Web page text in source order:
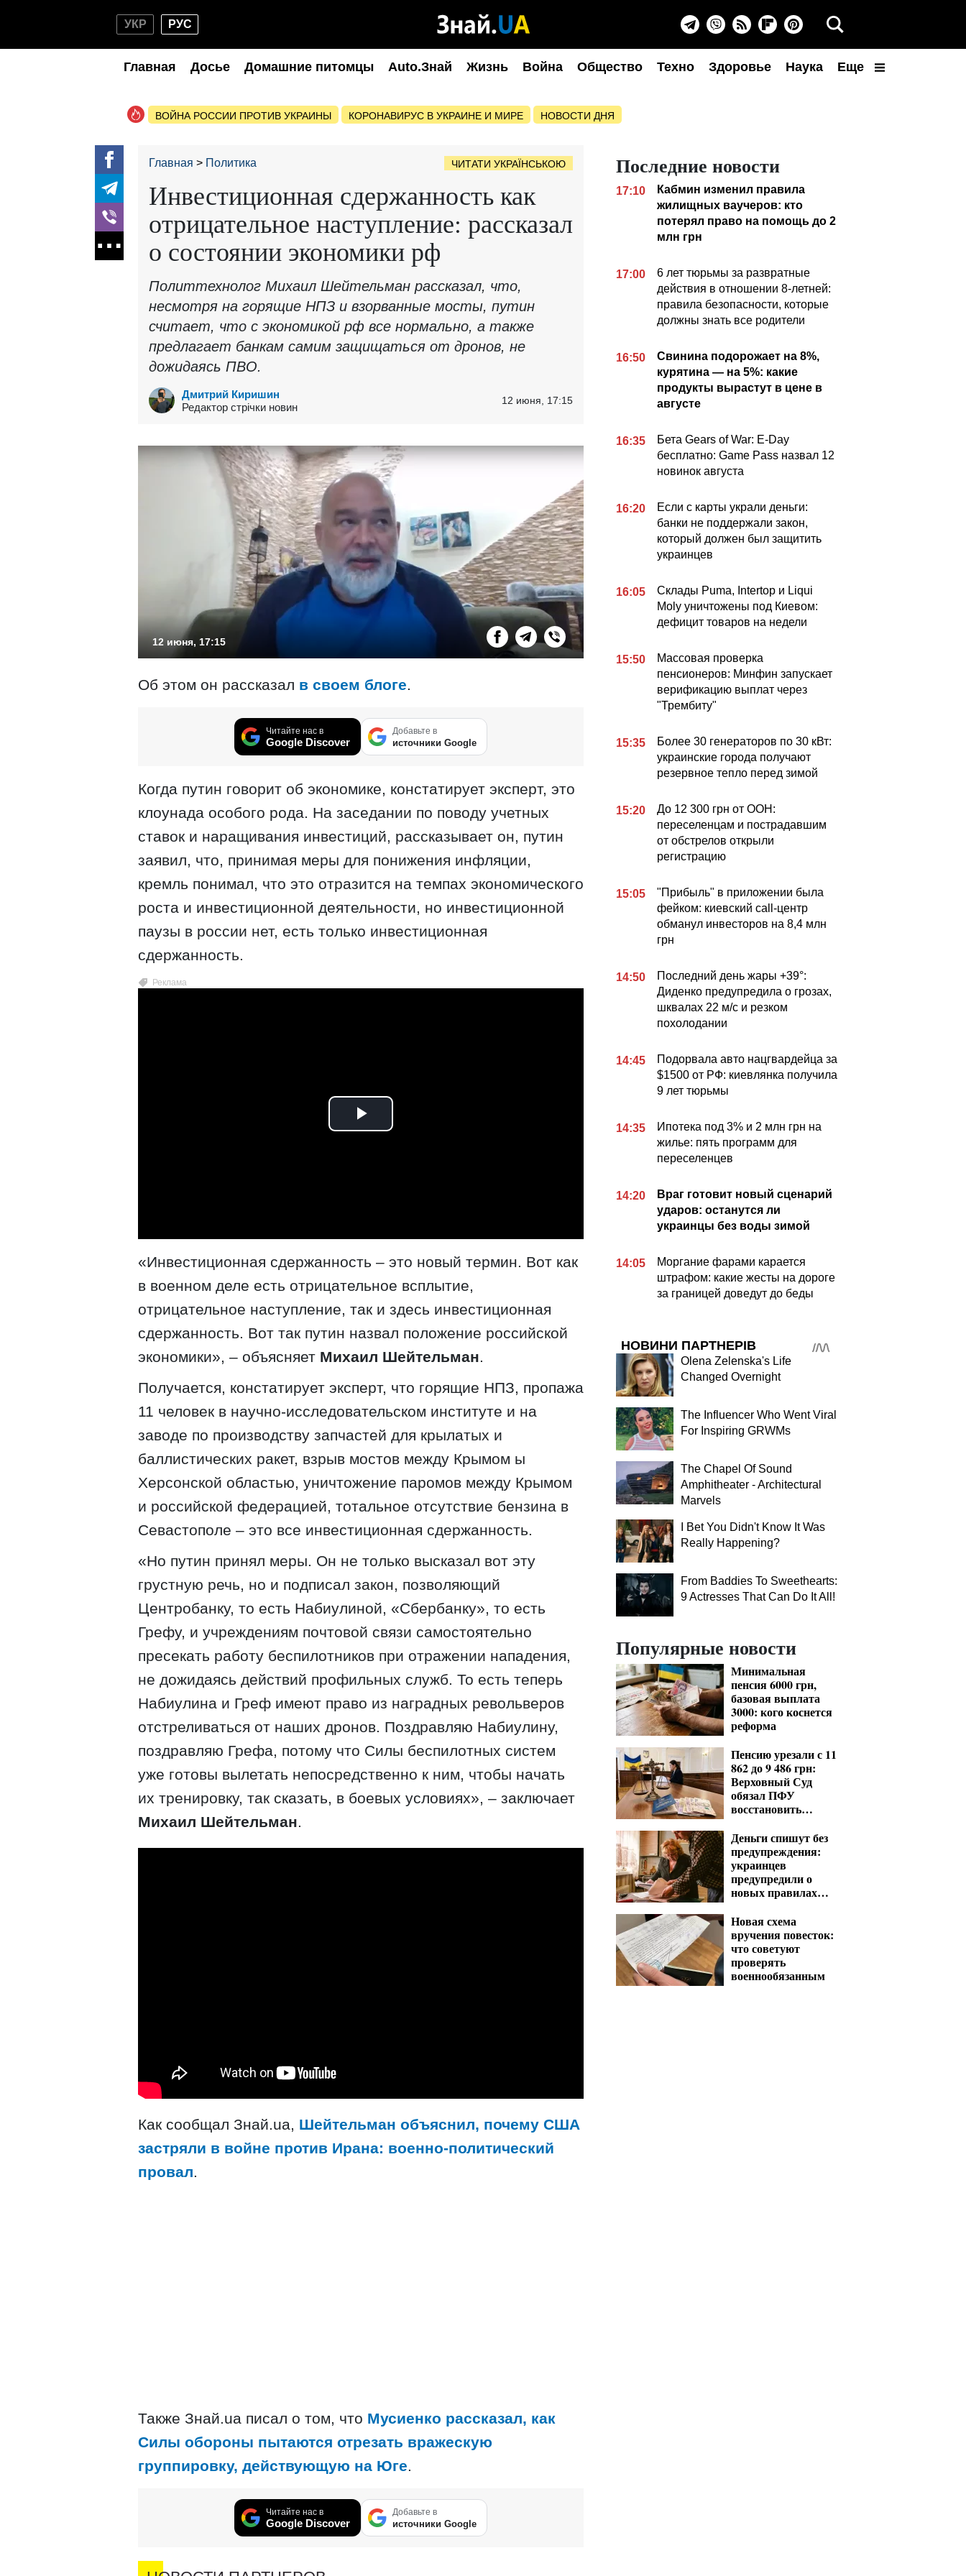
УКР РУС
Главная Досье Домашние питомцы Auto.Знай Жизнь Война Общество Техно Здоровье Наука Еще
ВОЙНА РОССИИ ПРОТИВ УКРАИНЫ КОРОНАВИРУС В УКРАИНЕ И МИРЕ НОВОСТИ ДНЯ
Главная Политика ЧИТАТИ УКРАЇНСЬКОЮ
Инвестиционная сдержанность как
отрицательное наступление: рассказал
о состоянии экономики рф
Политтехнолог Михаил Шейтельман рассказал, что,
несмотря на горящие НПЗ и взорванные мосты, путин
считает, что с экономикой рф все нормально, а также
предлагает банкам самим защищаться от дронов, не
дожидаясь ПВО.
Дмитрий Киришин
Редактор стрічки новин
12 июня, 17:15
12 июня, 17:15
Об этом он рассказал в своем блоге.
Читайте нас в
Google Discover
Добавьте в
источники Google
Когда путин говорит об экономике, констатирует эксперт, это
клоунада особого рода. На заседании по поводу учетных
ставок и наращивания инвестиций, рассказывает он, путин
заявил, что, принимая меры для понижения инфляции,
кремль понимал, что это отразится на темпах экономического
роста и инвестиционной деятельности, но инвестиционной
паузы в россии нет, есть только инвестиционная
сдержанность.
«Инвестиционная сдержанность – это новый термин. Вот как
в военном деле есть отрицательное всплытие,
отрицательное наступление, так и здесь инвестиционная
сдержанность. Вот так путин назвал положение российской
экономики», – объясняет Михаил Шейтельман.
Получается, констатирует эксперт, что горящие НПЗ, пропажа
11 человек в научно-исследовательском институте и на
заводе по производству запчастей для крылатых и
баллистических ракет, взрыв мостов между Крымом ы
Херсонской областью, уничтожение паромов между Крымом
и российской федерацией, тотальное отсутствие бензина в
Севастополе – это все инвестиционная сдержанность.
«Но путин принял меры. Он не только высказал вот эту
грустную речь, но и подписал закон, позволяющий
Центробанку, то есть Набиулиной, «Сбербанку», то есть
Грефу, и учреждениям почтовой связи самостоятельно
пресекать работу беспилотников при отражении нападения,
не дожидаясь действий профильных служб. То есть теперь
Набиулина и Греф имеют право из наградных револьверов
отстреливаться от наших дронов. Поздравляю Набиулину,
поздравляю Грефа, потому что Силы беспилотных систем
уже готовы вылетать непосредственно к ним, чтобы начать
их тренировку, так сказать, в боевых условиях», – заключает
Михаил Шейтельман.
Как сообщал Знай.ua, Шейтельман объяснил, почему США
застряли в войне против Ирана: военно-политический
провал.
Также Знай.ua писал о том, что Мусиенко рассказал, как
Силы обороны пытаются отрезать вражескую
группировку, действующую на Юге.
Читайте нас в
Google Discover
Добавьте в
источники Google
Последние новости
17:10
Кабмин изменил правила
жилищных ваучеров: кто
потерял право на помощь до 2
млн грн
17:00
6 лет тюрьмы за развратные
действия в отношении 8-летней:
правила безопасности, которые
должны знать все родители
16:50
Свинина подорожает на 8%,
курятина — на 5%: какие
продукты вырастут в цене в
августе
16:35
Бета Gears of War: E-Day
бесплатно: Game Pass назвал 12
новинок августа
16:20
Если с карты украли деньги:
банки не поддержали закон,
который должен был защитить
украинцев
16:05
Склады Puma, Intertop и Liqui
Moly уничтожены под Киевом:
дефицит товаров на недели
15:50
Массовая проверка
пенсионеров: Минфин запускает
верификацию выплат через
"Трембиту"
15:35
Более 30 генераторов по 30 кВт:
украинские города получают
резервное тепло перед зимой
15:20
До 12 300 грн от ООН:
переселенцам и пострадавшим
от обстрелов открыли
регистрацию
15:05
"Прибыль" в приложении была
фейком: киевский call-центр
обманул инвесторов на 8,4 млн
грн
14:50
Последний день жары +39°:
Диденко предупредила о грозах,
шквалах 22 м/с и резком
похолодании
14:45
Подорвала авто нацгвардейца за
$1500 от РФ: киевлянка получила
9 лет тюрьмы
14:35
Ипотека под 3% и 2 млн грн на
жилье: пять программ для
переселенцев
14:20
Враг готовит новый сценарий
ударов: останутся ли
украинцы без воды зимой
14:05
Моргание фарами карается
штрафом: какие жесты на дороге
за границей доведут до беды
НОВИНИ ПАРТНЕРІВ
Olena Zelenska's Life
Changed Overnight
The Influencer Who Went Viral
For Inspiring GRWMs
The Chapel Of Sound
Amphitheater - Architectural
Marvels
I Bet You Didn't Know It Was
Really Happening?
From Baddies To Sweethearts:
9 Actresses That Can Do It All!
Популярные новости
Минимальная
пенсия 6000 грн,
базовая выплата
3000: кого коснется
реформа
Пенсию урезали с 11
862 до 9 486 грн:
Верховный Суд
обязал ПФУ
восстановить
Деньги спишут без
предупреждения:
украинцев
предупредили о
новых правилах
Новая схема
вручения повесток:
что советуют
проверять
военнообязанным